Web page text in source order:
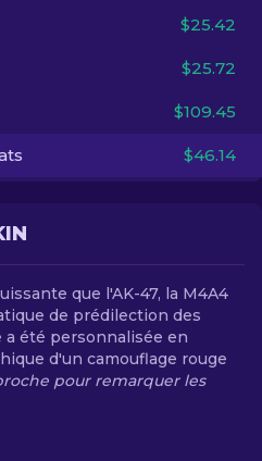
$25.42
$25.72
$109.45
$46.14
que l'AK-47, la M4A4
de prédilection des
été personnalisée en
d'un camouflage rouge
pour remarquer les